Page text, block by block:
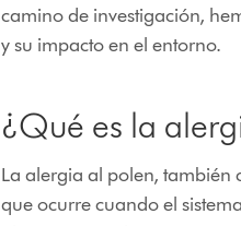
camino de investigación,
y su impacto en el entorno.
¿Qué es la
La alergia al polen, también
que ocurre cuando el